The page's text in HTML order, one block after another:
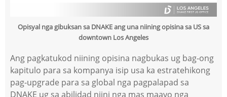
Opisyal nga gibuksan sa DNAKE ang una niining opisina sa US sa
downtown Los Angeles
Ang pagkatukod niining opisina nagbukas ug bag-ong
kapitulo para sa kompanya isip usa ka estratehikong
pag-upgrade para sa global nga pagpalapad sa
DNAKE ug sa abilidad niini nga mas maayo nga